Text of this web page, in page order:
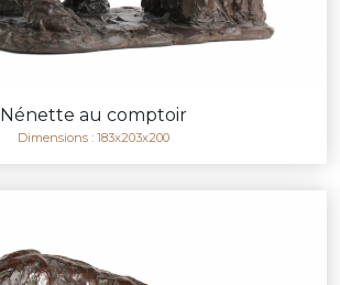
Nénette au comptoir
Dimensions : 183x203x200